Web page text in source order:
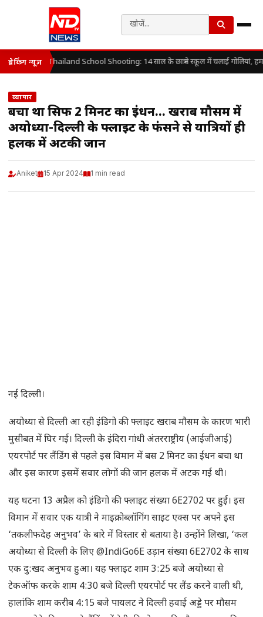
ब्रेकिंग न्यूज़ Thailand School Shooting: 14 साल के छात्र ने स्कूल में चलाई गोलियां,
व्यापार
बचा था सिर्फ 2 मिनट का ईंधन… खराब मौसम में
अयोध्या-दिल्ली के फ्लाइट के फंसने से यात्रियों ही
हलक में अटकी जान
Aniket 15 Apr 2024 1 min read
नई दिल्ली।
अयोध्या से दिल्ली आ रही इंडिगो की फ्लाइट खराब मौसम के कारण भारी
मुसीबत में घिर गई। दिल्ली के इंदिरा गांधी अंतरराष्ट्रीय (आईजीआई)
एयरपोर्ट पर लैंडिंग से पहले इस विमान में बस 2 मिनट का ईंधन बचा था
और इस कारण इसमें सवार लोगों की जान हलक में अटक गई थी।
यह घटना 13 अप्रैल को इंडिगो की फ्लाइट संख्या 6E2702 पर हुई। इस
विमान में सवार एक यात्री ने माइक्रोब्लॉगिंग साइट एक्स पर अपने इस
‘तकलीफदेह अनुभव’ के बारे में विस्तार से बताया है। उन्होंने लिखा, ‘कल
अयोध्या से दिल्ली के लिए @IndiGo6E उड़ान संख्या 6E2702 के साथ
एक दु:खद अनुभव हुआ। यह फ्लाइट शाम 3:25 बजे अयोध्या से
टेकऑफ करके शाम 4:30 बजे दिल्ली एयरपोर्ट पर लैंड करने वाली थी,
हालांकि शाम करीब 4:15 बजे पायलट ने दिल्ली हवाई अड्डे पर मौसम